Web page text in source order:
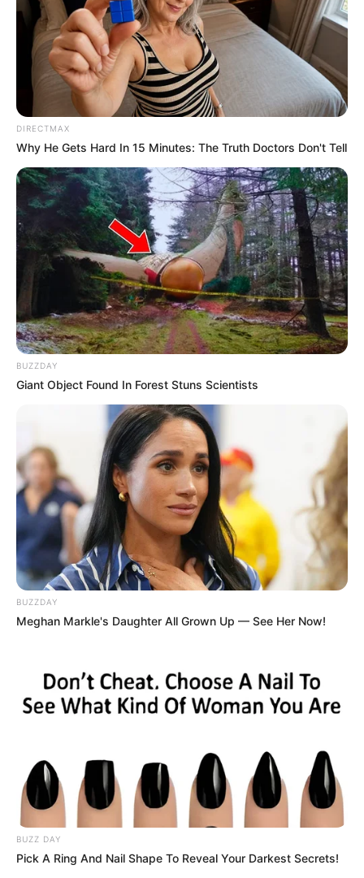
A legfontosabb kérdés most az, milyen jogi
következménye lehet a vizsgálatnak. Ha az
átvilágítás azt állapítja meg, hogy a
vagyonátadások jogszerűek voltak, de politikailag
vitathatóak, akkor a kormány mozgástere szűkebb
lehet. Ha viszont szabálytalanságokat, közérdeket
sértő döntéseket vagy nem megfelelő
vagyonkezelést tárnak fel, akkor megnyílhat az út a
cégek, földek és ingatlanok visszarendezése előtt.
Ez akár azt is jelentheti, hogy a Ménesbirtok, az
ATEV vagy a több mint ezer ingatlan kezelési joga
kikerülhet a Lázár János vezette alapítványi körből.
Az új agrárminiszter gyors vizsgálatot ígér, így a
Lázár Jánoshoz kötött agrárvagyon ügye könnyen
a Tisza-kormány egyik első nagy elszámoltatási
ügyévé válhat.
Kapcsolódó cikkünk
DIRECTMAX
Why He Gets Hard In 15 Minutes: The Truth Doctors Don't Tell
BUZZDAY
Giant Object Found In Forest Stuns Scientists
BUZZDAY
Meghan Markle's Daughter All Grown Up — See Her Now!
BUZZ DAY
Pick A Ring And Nail Shape To Reveal Your Darkest Secrets!